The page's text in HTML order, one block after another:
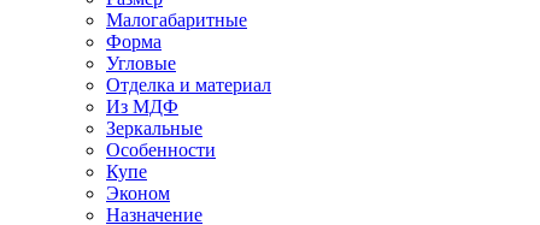
Малогабаритные
Форма
Угловые
Отделка и материал
Из МДФ
Зеркальные
Особенности
Купе
Эконом
Назначение